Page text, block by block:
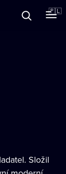
🇵🇱
Složil